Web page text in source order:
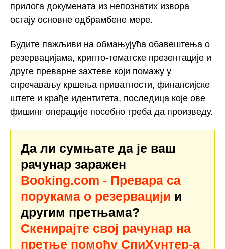
прилога докумената из непознатих извора
остају основне одбрамбене мере.
Будите пажљиви на обмањујућа обавештења о
резервацијама, крипто-тематске презентације и
друге преварне захтеве који помажу у
спречавању кршења приватности, финансијске
штете и крађе идентитета, последица које ове
фишинг операције посебно треба да произведу.
Да ли сумњате да је ваш
рачунар заражен
Booking.com - Превара са
порукама о резервацији и
другим претњама?
Скенирајте свој рачунар на
претње помоћу СпиХунтер-а